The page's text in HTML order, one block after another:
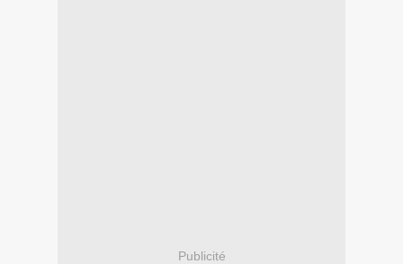
Publicité